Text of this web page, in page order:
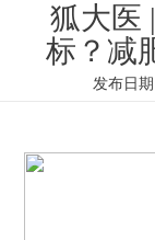
狐大医
标？减
发布日